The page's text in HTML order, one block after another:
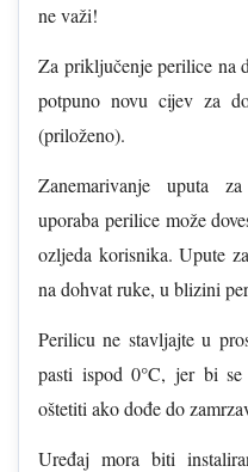
ne važi!
Za priključenje perilice na
potpuno novu cijev za
(priloženo).
Zanemarivanje uputa
uporaba perilice može
ozljeda korisnika. Upute
na dohvat ruke, u blizini
Perilicu ne stavljajte u
pasti ispod 0°C, jer bi
oštetiti ako dođe do
Uređaj mora biti